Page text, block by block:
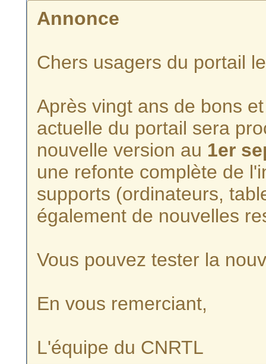
Annonce
Chers usagers du portail
Après vingt ans de bons
actuelle du portail sera
nouvelle version au 1er
une refonte complète de
supports (ordinateurs,
également de nouvelles
Vous pouvez tester la
En vous remerciant,
L'équipe du CNRTL